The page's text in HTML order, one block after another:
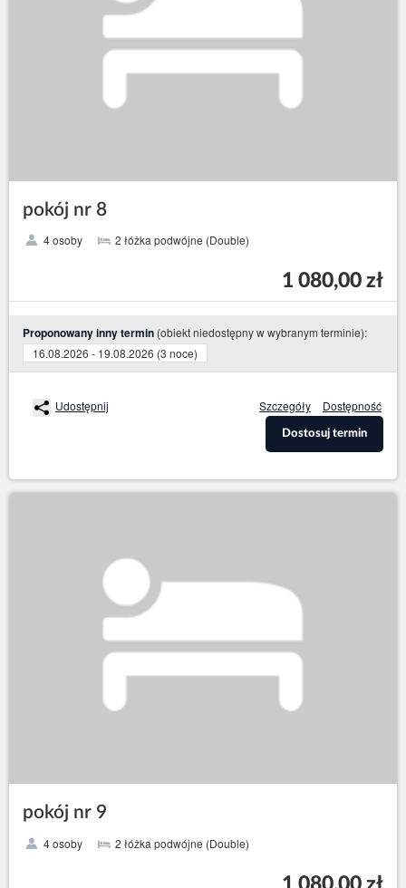
pokój nr 8
4 osoby 2 łóżka podwójne (Double)
1 080,00 zł
Proponowany inny termin (obiekt niedostępny w wybranym terminie):
16.08.2026 - 19.08.2026 (3 noce)
Udostępnij Szczegóły Dostępność
Dostosuj termin
pokój nr 9
4 osoby 2 łóżka podwójne (Double)